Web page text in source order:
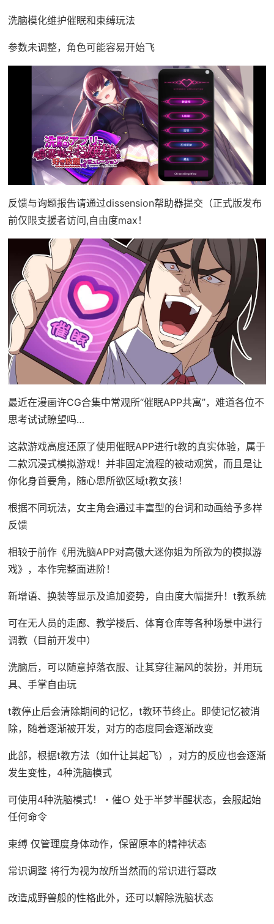
洗脑模化维护催眠和束缚玩法
参数未调整，角色可能容易开始飞
反馈与询题报告请通过dissension帮助器提交（正式版发布
前仅限支援者访问,自由度max！
最近在漫画许CG合集中常观所“催眠APP共寓”，难道各位不
思考试试瞭望吗…
这款游戏高度还原了使用催眠APP进行t教的真实体验，属于
二款沉浸式模拟游戏！并非固定流程的被动观赏，而且是让
你化身首要角，随心思所欲区域t教女孩！
根据不同玩法，女主角会通过丰富型的台词和动画给予多样
反馈
相较于前作《用洗脑APP对高傲大迷你姐为所欲为的模拟游
戏》，本作完整面进阶！
新增语、换装等显示及追加姿势，自由度大幅提升！t教系统
可在无人员的走廊、教学楼后、体育仓库等各种场景中进行
调教（目前开发中）
洗脑后，可以随意掉落衣服、让其穿往漏风的装扮，并用玩
具、手掌自由玩
t教停止后会清除期间的记忆，t教环节终止。即使记忆被消
除，随着逐渐被开发，对方的态度同会逐渐改变
此部，根据t教方法（如什让其起飞），对方的反应也会逐渐
发生变性，4种洗脑模式
可使用4种洗脑模式！・催○ 处于半梦半醒状态，会服起始
任何命令
束缚 仅管理度身体动作，保留原本的精神状态
常识调整 将行为视为故所当然而的常识进行篡改
改造成野兽般的性格此外，还可以解除洗脑状态